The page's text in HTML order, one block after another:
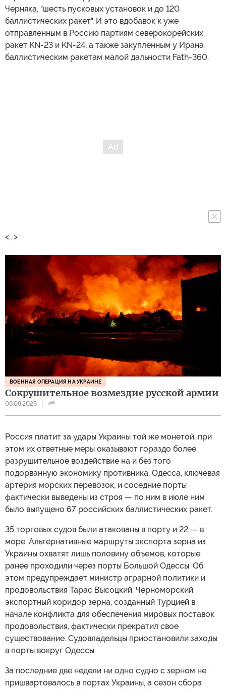
Черняка, "шесть пусковых установок и до 120
баллистических ракет". И это вдобавок к уже
отправленным в Россию партиям северокорейских
ракет KN-23 и KN-24, а также закупленным у Ирана
баллистическим ракетам малой дальности Fath-360.
<...>
ВОЕННАЯ ОПЕРАЦИЯ НА УКРАИНЕ
Сокрушительное возмездие русской армии
06.08.2026
Россия платит за удары Украины той же монетой, при
этом их ответные меры оказывают гораздо более
разрушительное воздействие на и без того
подорванную экономику противника. Одесса, ключевая
артерия морских перевозок, и соседние порты
фактически выведены из строя — по ним в июле ним
было выпущено 67 российских баллистических ракет.
35 торговых судов были атакованы в порту и 22 — в
море. Альтернативные маршруты экспорта зерна из
Украины охватят лишь половину объемов, которые
ранее проходили через порты Большой Одессы. Об
этом предупреждает министр аграрной политики и
продовольствия Тарас Высоцкий. Черноморский
экспортный коридор зерна, созданный Турцией в
начале конфликта для обеспечения мировых поставок
продовольствия, фактически прекратил свое
существование. Судовладельцы приостановили заходы
в порты вокруг Одессы.
За последние две недели ни одно судно с зерном не
пришвартовалось в портах Украины, а сезон сбора